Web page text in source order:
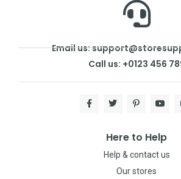
Email us:
Call us: +0123 456
Here to Help
Help & contact us
Our stores